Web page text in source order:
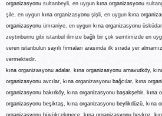
organizasyonu sultanbeyli, en uygun kına organizasyonu
şile, en uygun kına organizasyonu şişli, en uygun kına
organizasyonu ümraniye, en uygun kına organizasyonu
zeytinburnu gibi istanbul ilimize bağlı bir çok semtimizde en
veren istanbulun sayılı firmaları arasında ilk sırada yer
vermektedir.
kına organizasyonu adalar, kına organizasyonu arnavutköy,
organizasyonu avcılar, kına organizasyonu bağcılar, kına
organizasyonu bakırköy, kına organizasyonu başakşehir, kına
organizasyonu beşiktaş, kına organizasyonu beylikdüzü, kına